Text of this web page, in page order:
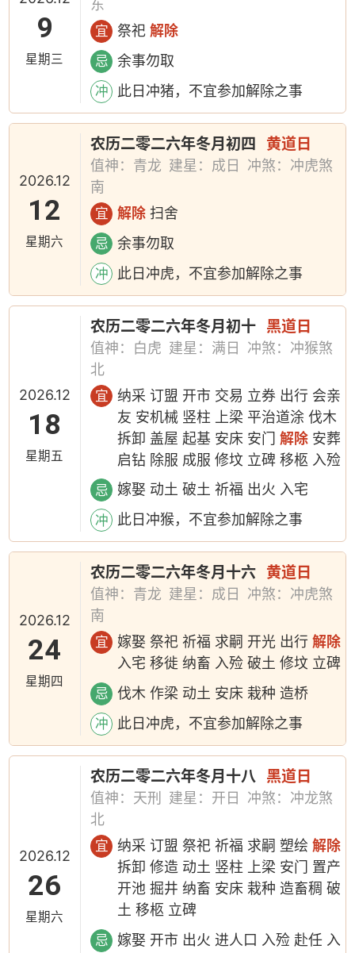
9
星期三
东
宜 祭祀解除
忌 余事勿取
冲 此日冲猪，不宜参加解除之事
2026.12
12
星期六
农历二零二六年冬月初四 黄道日
值神：青龙 建星：成日
冲煞：冲虎煞
南
宜 解除 扫舍
忌 余事勿取
冲 此日冲虎，不宜参加解除之事
2026.12
18
星期五
农历二零二六年冬月初十 黑道日
值神：白虎 建星：满日
冲煞：冲猴煞
北
宜
纳采 订盟 开市 交易 立券 出行 会亲
友 安机械 竖柱 上梁 平治道涂 伐木
拆卸 盖屋 起基 安床 安门解除 安葬
启钻 除服 成服 修坟 立碑 移柩 入殓
忌 嫁娶 动土 破土 祈福 出火 入宅
冲 此日冲猴，不宜参加解除之事
2026.12
24
星期四
农历二零二六年冬月十六 黄道日
值神：青龙 建星：成日
冲煞：冲虎煞
南
宜 嫁娶 祭祀 祈福 求嗣 开光 出行解除
入宅 移徙 纳畜 入殓 破土 修坟 立碑
忌 伐木 作梁 动土 安床 栽种 造桥
冲 此日冲虎，不宜参加解除之事
2026.12
26
星期六
农历二零二六年冬月十八 黑道日
值神：天刑 建星：开日
冲煞：冲龙煞
北
宜 纳采 订盟 祭祀 祈福 求嗣 塑绘解除
拆卸 修造 动土 竖柱 上梁 安门 置产
开池 掘井 纳畜 安床 栽种 造畜稠 破
土 移柩 立碑
忌
嫁娶 开市 出火 进人口 入殓 赴任 入